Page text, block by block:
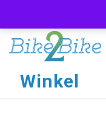
Winkel